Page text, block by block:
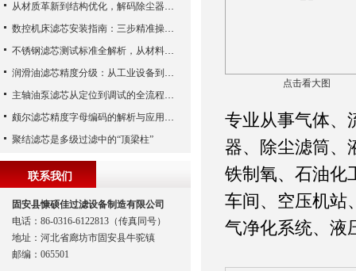
点击看大图
专业从事气体、
器、除尘滤筒、
铁制氧、石油化
车间、空压机站
气净化系统、液
从材质革新到结构优化，解码除尘器滤芯性能跃升的核心逻辑
数控机床滤芯安装指南：三步精准操作，杜绝设备“亚健康”
不锈钢滤芯测试标准全解析，从材料性能到应用场景的严苛验证
润滑油滤芯精度分级：从工业设备到精密系统的过滤密码
主轴油泵滤芯从定位到调试的全流程解析
颇尔滤芯精度字母编码的解析与应用指南
聚结滤芯是多级过滤中的“顶梁柱”
联系我们
固安县慷硕佳过滤设备制造有限公司
电话：86-0316-6122813（传真同号）
地址：河北省廊坊市固安县牛驼镇
邮编：065501